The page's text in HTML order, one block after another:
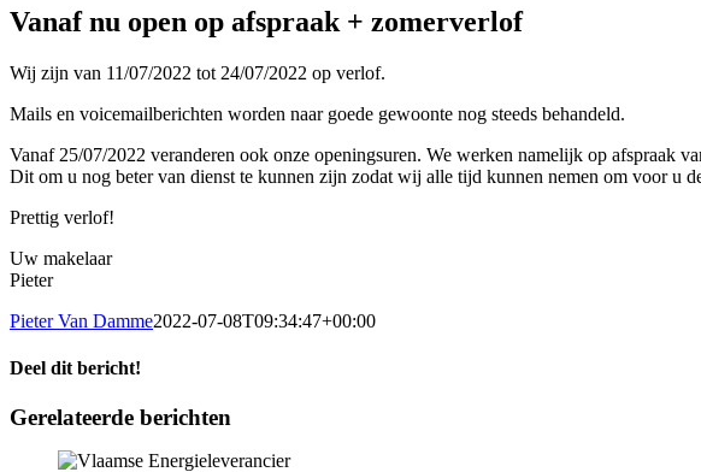
afbeelding
Vanaf nu open op afspraak + zomerverlof
Wij zijn van 11/07/2022 tot 24/07/2022 op verlof.
Mails en voicemailberichten worden naar goede gewoonte nog steeds behandeld.
Vanaf 25/07/2022 veranderen ook onze openingsuren. We werken namelijk op afspraak
Dit om u nog beter van dienst te kunnen zijn zodat wij alle tijd kunnen nemen om voor u
Prettig verlof!
Uw makelaar
Pieter
Pieter Van Damme2022-07-08T09:34:47+00:00
Deel dit bericht!
Facebook
Twitter
Reddit
LinkedIn
WhatsApp
Telegram
Tumblr
Pinterest
Vk
Xing
E-
Gerelateerde berichten